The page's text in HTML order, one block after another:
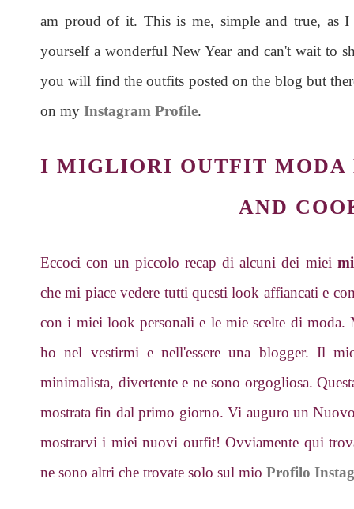
am proud of it. This is me, simple and true, as I
yourself a wonderful New Year and can't wait to
you will find the outfits posted on the blog but
on my Instagram Profile.
I MIGLIORI OUTFIT MODA
AND
Eccoci con un piccolo recap di alcuni dei miei
che mi piace vedere tutti questi look affiancati e
con i miei look personali e le mie scelte di
ho nel vestirmi e nell'essere una blogger. Il
minimalista, divertente e ne sono orgogliosa.
mostrata fin dal primo giorno. Vi auguro un
mostrarvi i miei nuovi outfit! Ovviamente qui
ne sono altri che trovate solo sul mio Profilo